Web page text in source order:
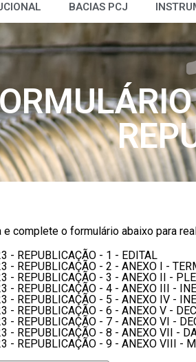
BACIAS PCJ
complete o formulário abaixo para
REPUBLICAÇÃO - 1 - EDITAL
REPUBLICAÇÃO - 2 - ANEXO I -
REPUBLICAÇÃO - 3 - ANEXO II -
REPUBLICAÇÃO - 4 - ANEXO III -
REPUBLICAÇÃO - 5 - ANEXO IV -
REPUBLICAÇÃO - 6 - ANEXO V -
REPUBLICAÇÃO - 7 - ANEXO VI -
REPUBLICAÇÃO - 8 - ANEXO VII -
REPUBLICAÇÃO - 9 - ANEXO VIII -